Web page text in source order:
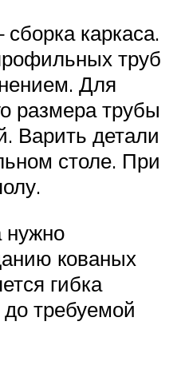
каркаса.
труб
Для
размера трубы
Варить детали
столе. При
нужно
кованых
гибка
до требуемой